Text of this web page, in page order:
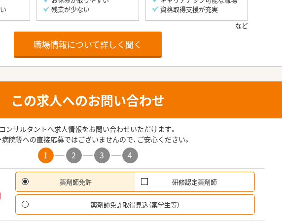
残業が少ない
資格取得支援が充実
職場情報について詳しく聞く
この求人へのお問い合わせ
コンサルタントへ求人情報をお問い合わせいただけます。
病院等への直接応募ではございませんので、ご安心ください。
1 2 3 4
薬剤師免許 研修認定薬剤師
薬剤師免許取得見込（薬学生等）